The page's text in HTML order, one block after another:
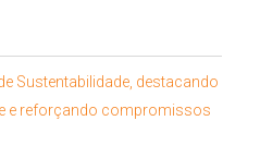
Sustentabilidade, destacando
e reforçando compromissos